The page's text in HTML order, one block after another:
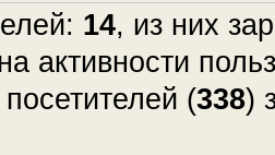
14, из них
активности
(338)